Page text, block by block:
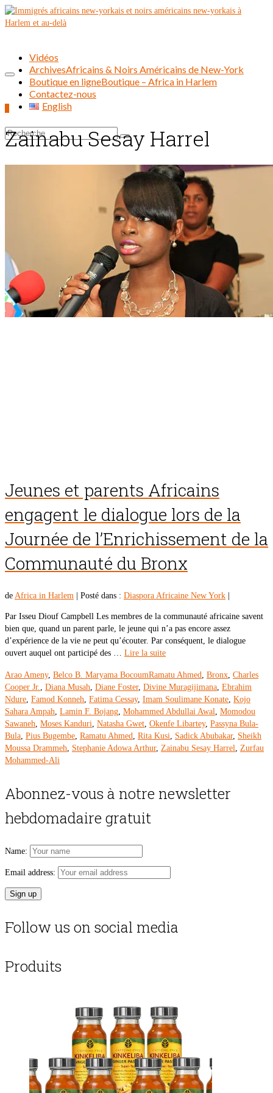
Rechercher :
Vidéos
ArchivesAfricains & Noirs Américains de New-York
Boutique en ligneBoutique – Africa in Harlem
Contactez-nous
English
Zainabu Sesay Harrel
Jeunes et parents Africains
engagent le dialogue lors de la
Journée de l’Enrichissement de la
Communauté du Bronx
de Africa in Harlem Posté dans : Diaspora Africaine New York
Par Isseu Diouf Campbell Les membres de la communauté africaine savent
bien que, quand un parent parle, le jeune qui n’a pas encore assez
d’expérience de la vie ne peut qu’écouter. Par conséquent, le dialogue
ouvert auquel ont participé des … Lire la suite
Arao Ameny, Belco B. Maryama BocoumRamatu Ahmed Bronx Charles
Cooper Jr.
Diana Musah Diane Foster, Divine Muragijimana Ebrahim
Ndure Famod Konneh Fatima Cessay, Imam Soulimane Konate Kojo
Sahara Ampah Lamin F. Bojang Mohammed Abdullai Awal
Momodou
Sawaneh Moses Kanduri Natasha Gwet Okenfe Libartey, Passyna Bula-
Bula Pius Bugembe Ramatu Ahmed Rita Kusi Sadick Abubakar, Sheikh
Moussa Drammeh
Stephanie Adowa Arthur, Zainabu Sesay Harrel
Zurfau
Mohammed-Ali
Abonnez-vous à notre newsletter
hebdomadaire gratuit
Name:
Email address:
Follow us on social media
Produits